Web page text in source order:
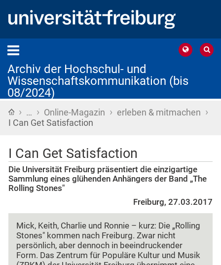
Archiv der Hochschul- und
Wissenschaftskommunikation (bis
08/2024)
Startseite
› … › Online-Magazin › erleben & mitmachen ›
I Can Get Satisfaction
I Can Get Satisfaction
Die Universität Freiburg präsentiert die einzigartige
Sammlung eines glühenden Anhängers der Band „The
Rolling Stones"
Freiburg, 27.03.2017
Mick, Keith, Charlie und Ronnie – kurz: Die „Rolling
Stones" kommen nach Freiburg. Zwar nicht
persönlich, aber dennoch in beeindruckender
Form. Das Zentrum für Populäre Kultur und Musik